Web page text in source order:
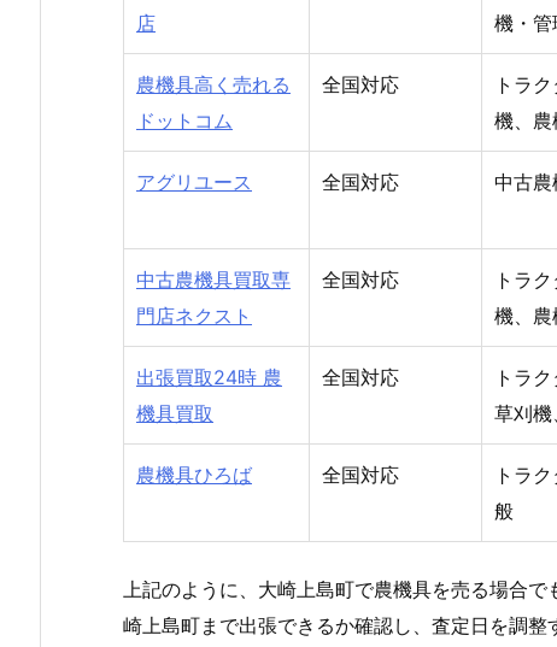
店
機・
農機具高く売れる
ドットコム
全国対応
トラ
機、
アグリユース 全国対応 中古
中古農機具買取専
門店ネクスト
全国対応
トラ
機、
出張買取24時 農
機具買取
全国対応
トラ
草刈
農機具ひろば 全国対応
トラ
般
上記のように、大崎上島町で農機具を売る場合
崎上島町まで出張できるか確認し、査定日を調整